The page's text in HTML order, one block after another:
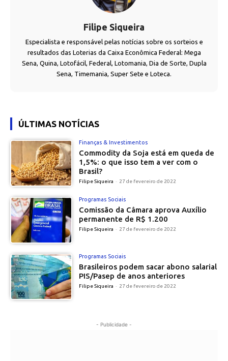
Filipe Siqueira
Especialista e responsável pelas notícias sobre os sorteios e
resultados das Loterias da Caixa Econômica Federal: Mega
Sena, Quina, Lotofácil, Federal, Lotomania, Dia de Sorte, Dupla
Sena, Timemania, Super Sete e Loteca.
ÚLTIMAS NOTÍCIAS
Finanças & Investimentos
Commodity da Soja está em queda de
1,5%: o que isso tem a ver com o
Brasil?
Filipe Siqueira - 27 de fevereiro de 2022
Programas Sociais
Comissão da Câmara aprova Auxílio
permanente de R$ 1.200
Filipe Siqueira - 27 de fevereiro de 2022
Programas Sociais
Brasileiros podem sacar abono salarial
PIS/Pasep de anos anteriores
Filipe Siqueira - 27 de fevereiro de 2022
- Publicidade -